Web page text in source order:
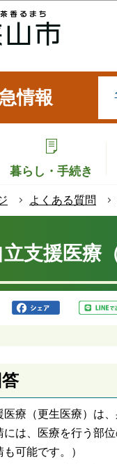
情報
暮らし・手続き
よくある質問
立支援医療
答
医療（更生医療）は
には、医療を行う部
も可能です。）